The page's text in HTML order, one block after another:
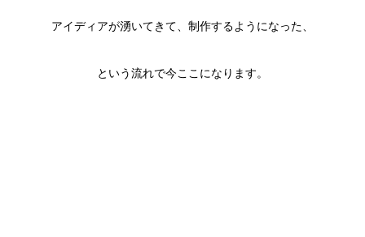
アイディアが湧いてきて、制作するようになった、
という流れで今ここになります。